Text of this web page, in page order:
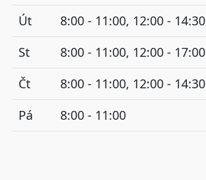
Út
8:00 - 11:00, 12:00 - 14:30
St
8:00 - 11:00, 12:00 - 17:00
Čt
8:00 - 11:00, 12:00 - 14:30
Pá
8:00 - 11:00